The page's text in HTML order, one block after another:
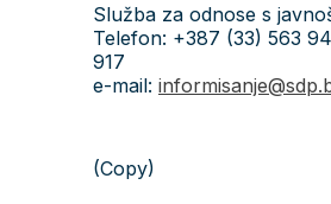
Služba za odnose s
Telefon: +387 (33) 563
917
e-mail:
(Copy)